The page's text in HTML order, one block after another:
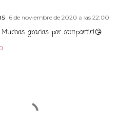
6 de noviembre de 2020 a las 22:00
Muchas gracias por compartir!😘